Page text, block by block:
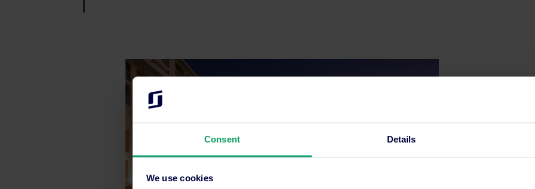
Consent Details
We use cookies